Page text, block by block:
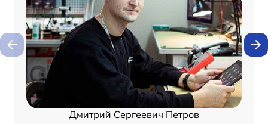
Дмитрий Сергеевич Петров